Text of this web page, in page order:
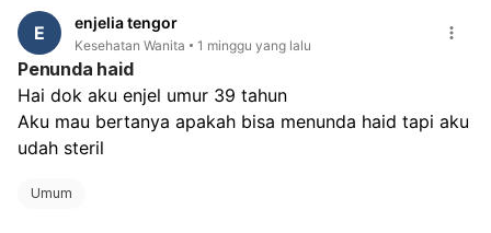
E enjelia tengor
Kesehatan Wanita 1 minggu yang lalu
Penunda haid
Hai dok aku enjel umur 39 tahun
Aku mau bertanya apakah bisa menunda haid tapi aku
udah steril
Umum